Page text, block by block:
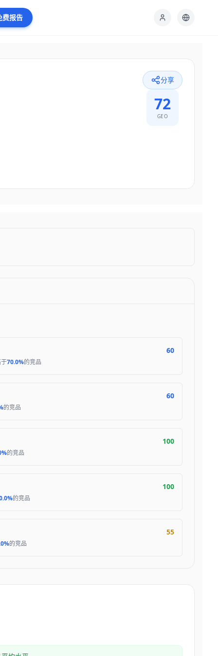
费报告
分享
72
GEO
60
70.0%的竞品
60
的竞品
100
的竞品
100
的竞品
55
的竞品